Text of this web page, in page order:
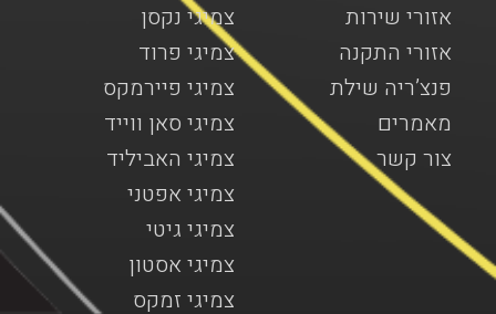
צמיגי נקסן
צמיגי פרוד
צמיגי פיירמקס
צמיגי סאן ווייד
צמיגי האביליד
צמיגי אפטני
צמיגי גיטי
צמיגי אסטון
צמיגי זמקס
אזורי שירות
אזורי התקנה
פנצ’ריה שילת
מאמרים
צור קשר